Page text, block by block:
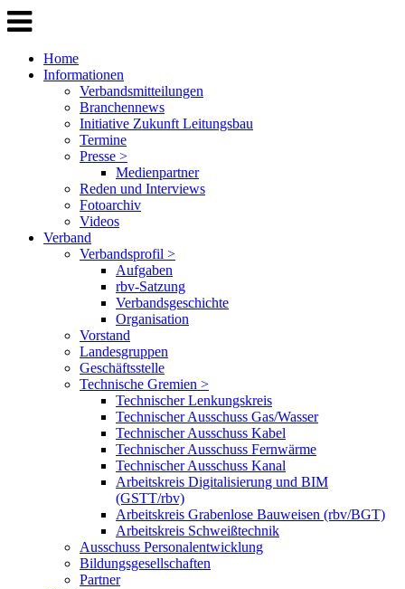
Home
Informationen
Verbandsmitteilungen
Branchennews
Initiative Zukunft Leitungsbau
Termine
Presse >
Medienpartner
Reden und Interviews
Fotoarchiv
Videos
Verband
Verbandsprofil >
Aufgaben
rbv-Satzung
Verbandsgeschichte
Organisation
Vorstand
Landesgruppen
Geschäftsstelle
Technische Gremien >
Technischer Lenkungskreis
Technischer Ausschuss Gas/Wasser
Technischer Ausschuss Kabel
Technischer Ausschuss Fernwärme
Technischer Ausschuss Kanal
Arbeitskreis Digitalisierung und BIM
(GSTT/rbv)
Arbeitskreis Grabenlose Bauweisen (rbv/BGT)
Arbeitskreis Schweißtechnik
Ausschuss Personalentwicklung
Bildungsgesellschaften
Partner